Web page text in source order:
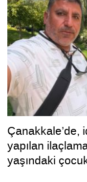
Çanakkale’de,
yapılan
yaşındaki